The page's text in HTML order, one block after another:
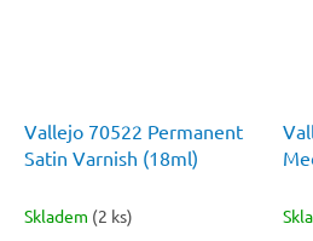
Vallejo 70522 Permanent
Satin Varnish (18ml)
Skladem (2 ks)